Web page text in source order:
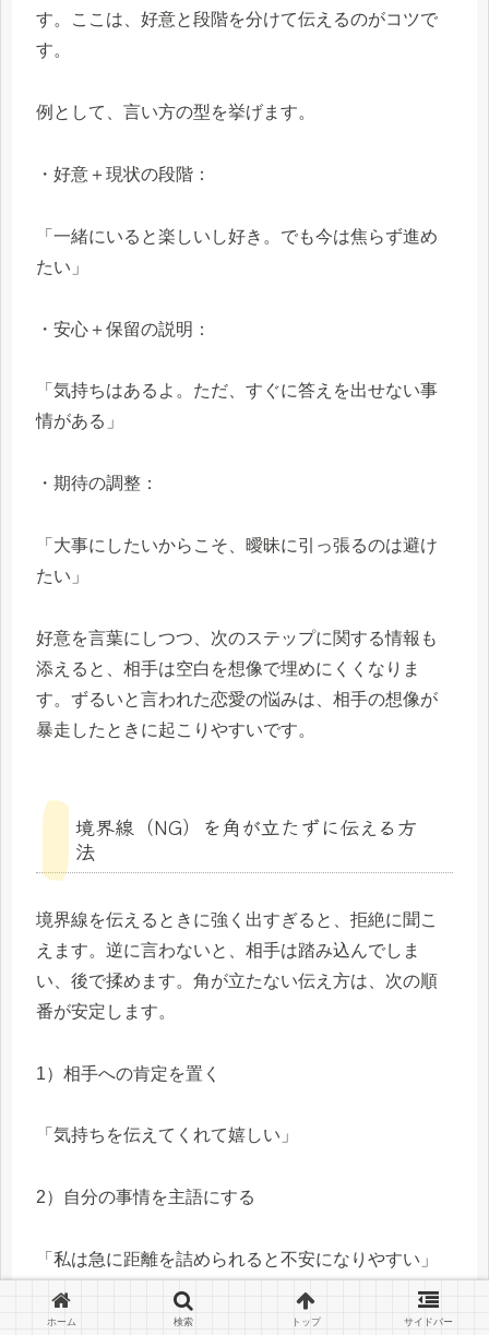
す。ここは、好意と段階を分けて伝えるのがコツで
す。
例として、言い方の型を挙げます。
・好意＋現状の段階：
「一緒にいると楽しいし好き。でも今は焦らず進め
たい」
・安心＋保留の説明：
「気持ちはあるよ。ただ、すぐに答えを出せない事
情がある」
・期待の調整：
「大事にしたいからこそ、曖昧に引っ張るのは避け
たい」
好意を言葉にしつつ、次のステップに関する情報も
添えると、相手は空白を想像で埋めにくくなりま
す。ずるいと言われた恋愛の悩みは、相手の想像が
暴走したときに起こりやすいです。
境界線（NG）を角が立たずに伝える方
法
境界線を伝えるときに強く出すぎると、拒絶に聞こ
えます。逆に言わないと、相手は踏み込んでしま
い、後で揉めます。角が立たない伝え方は、次の順
番が安定します。
1）相手への肯定を置く
「気持ちを伝えてくれて嬉しい」
2）自分の事情を主語にする
「私は急に距離を詰められると不安になりやすい」
3）具体的なNGとOKをセットで言う
ホーム 検索 トップ サイドバー